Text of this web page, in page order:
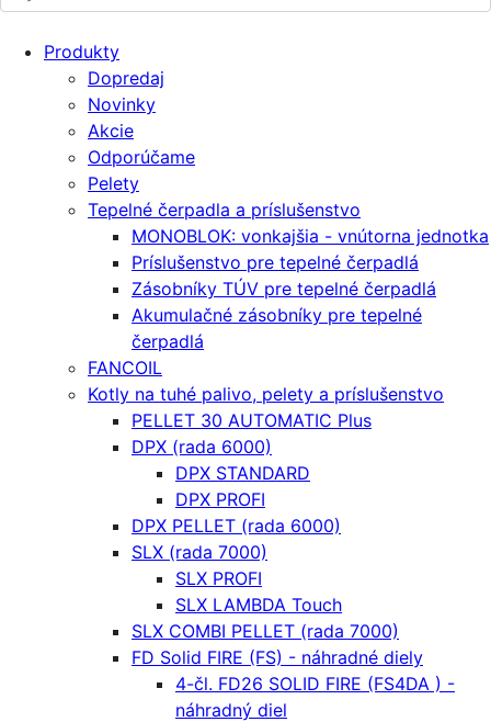
Produkty
Dopredaj
Novinky
Akcie
Odporúčame
Pelety
Tepelné čerpadla a príslušenstvo
MONOBLOK: vonkajšia - vnútorna jednotka
Príslušenstvo pre tepelné čerpadlá
Zásobníky TÚV pre tepelné čerpadlá
Akumulačné zásobníky pre tepelné
čerpadlá
FANCOIL
Kotly na tuhé palivo, pelety a príslušenstvo
PELLET 30 AUTOMATIC Plus
DPX (rada 6000)
DPX STANDARD
DPX PROFI
DPX PELLET (rada 6000)
SLX (rada 7000)
SLX PROFI
SLX LAMBDA Touch
SLX COMBI PELLET (rada 7000)
FD Solid FIRE (FS) - náhradné diely
4-čl. FD26 SOLID FIRE (FS4DA ) -
náhradný diel